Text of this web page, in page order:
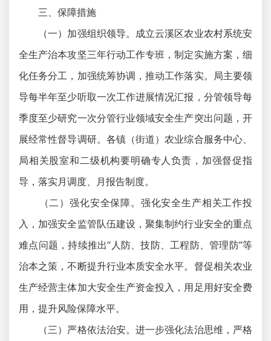
三、保障措施
（一）加强组织领导。成立云溪区农业农村系统安
全生产治本攻坚三年行动工作专班，制定实施方案，细
化任务分工，加强统筹协调，推动工作落实。局主要领
导每半年至少听取一次工作进展情况汇报，分管领导每
季度至少研究一次分管行业领域安全生产突出问题，开
展经常性督导调研。各镇（街道）农业综合服务中心、
局相关股室和二级机构要明确专人负责，加强督促指
导，落实月调度、月报告制度。
（二）强化安全保障。强化安全生产相关工作投
入，加强安全监管队伍建设，聚集制约行业安全的重点
难点问题，持续推出“人防、技防、工程防、管理防”等
治本之策，不断提升行业本质安全水平。督促相关农业
生产经营主体加大安全生产资金投入，用足用好安全费
用，提升风险保障水平。
（三）严格依法治安。进一步强化法治思维，严格